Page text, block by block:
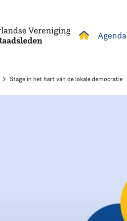
Agenda
Stage in het hart van de lokale democratie